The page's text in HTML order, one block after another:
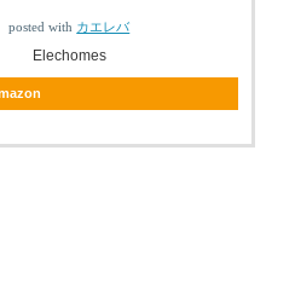
posted with カエレバ
Elechomes